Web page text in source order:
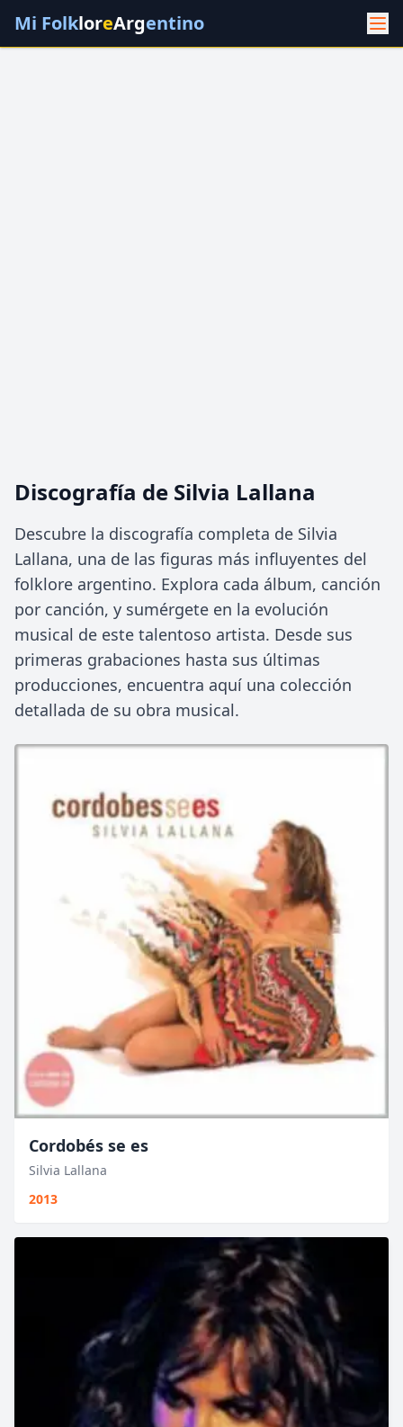
Mi FolkloreArgentino
Discografía de Silvia Lallana
Descubre la discografía completa de Silvia
Lallana, una de las figuras más influyentes del
folklore argentino. Explora cada álbum, canción
por canción, y sumérgete en la evolución
musical de este talentoso artista. Desde sus
primeras grabaciones hasta sus últimas
producciones, encuentra aquí una colección
detallada de su obra musical.
Cordobés se es
Silvia Lallana
2013